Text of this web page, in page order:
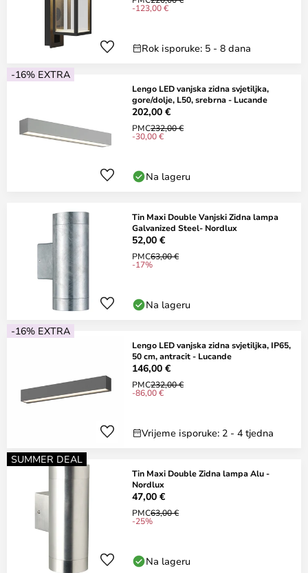
-123,00 €
Rok isporuke: 5 - 8 dana
-16% EXTRA
Lengo LED vanjska zidna svjetiljka,
gore/dolje, L50, srebrna - Lucande
202,00 €
PMC232,00 €
-30,00 €
Na lageru
Tin Maxi Double Vanjski Zidna lampa
Galvanized Steel- Nordlux
52,00 €
PMC63,00 €
-17%
Na lageru
-16% EXTRA
Lengo LED vanjska zidna svjetiljka, IP65,
50 cm, antracit - Lucande
146,00 €
PMC232,00 €
-86,00 €
Vrijeme isporuke: 2 - 4 tjedna
SUMMER DEAL
Tin Maxi Double Zidna lampa Alu -
Nordlux
47,00 €
PMC63,00 €
-25%
Na lageru